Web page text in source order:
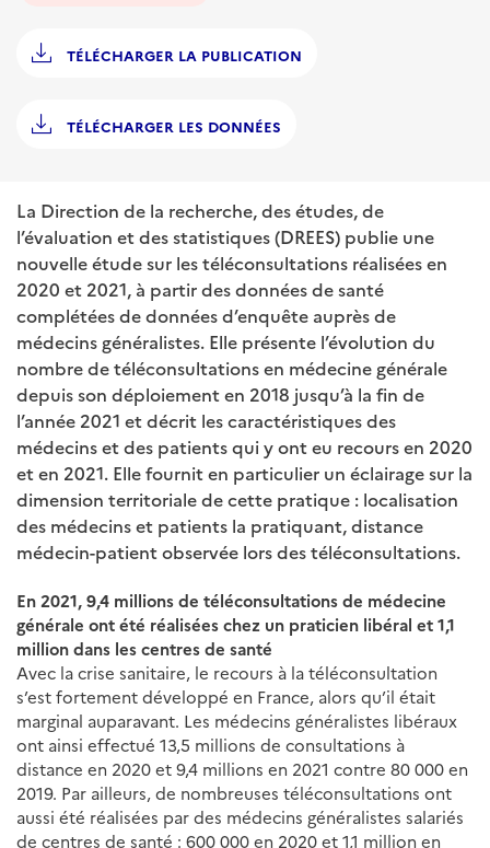
TÉLÉCHARGER LA PUBLICATION
TÉLÉCHARGER LES DONNÉES
La Direction de la recherche, des études, de
l’évaluation et des statistiques (DREES) publie une
nouvelle étude sur les téléconsultations réalisées en
2020 et 2021, à partir des données de santé
complétées de données d’enquête auprès de
médecins généralistes. Elle présente l’évolution du
nombre de téléconsultations en médecine générale
depuis son déploiement en 2018 jusqu’à la fin de
l’année 2021 et décrit les caractéristiques des
médecins et des patients qui y ont eu recours en 2020
et en 2021. Elle fournit en particulier un éclairage sur la
dimension territoriale de cette pratique : localisation
des médecins et patients la pratiquant, distance
médecin-patient observée lors des téléconsultations.
En 2021, 9,4 millions de téléconsultations de médecine
générale ont été réalisées chez un praticien libéral et 1,1
million dans les centres de santé
Avec la crise sanitaire, le recours à la téléconsultation
s’est fortement développé en France, alors qu’il était
marginal auparavant. Les médecins généralistes libéraux
ont ainsi effectué 13,5 millions de consultations à
distance en 2020 et 9,4 millions en 2021 contre 80 000 en
2019. Par ailleurs, de nombreuses téléconsultations ont
aussi été réalisées par des médecins généralistes salariés
de centres de santé : 600 000 en 2020 et 1,1 million en